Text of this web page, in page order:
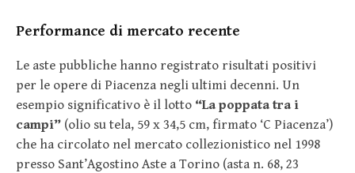
Performance di mercato recente
Le aste pubbliche hanno registrato risultati positivi
per le opere di Piacenza negli ultimi decenni. Un
esempio significativo è il lotto “La poppata tra i
campi” (olio su tela, 59 x 34,5 cm, firmato ‘C Piacenza’)
che ha circolato nel mercato collezionistico nel 1998
presso Sant’Agostino Aste a Torino (asta n. 68, 23